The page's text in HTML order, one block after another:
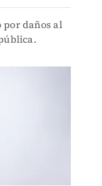
por daños al